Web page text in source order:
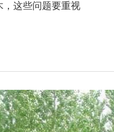
，这些问题要重视